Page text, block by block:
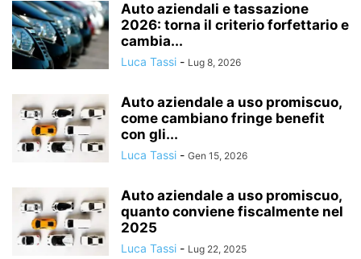
Auto aziendali e tassazione
2026: torna il criterio forfettario e
cambia...
Luca Tassi - Lug 8, 2026
Auto aziendale a uso promiscuo,
come cambiano fringe benefit
con gli...
Luca Tassi - Gen 15, 2026
Auto aziendale a uso promiscuo,
quanto conviene fiscalmente nel
2025
Luca Tassi - Lug 22, 2025